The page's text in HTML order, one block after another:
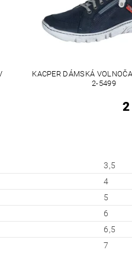
KACPER DÁMSKÁ
2-5499
2
3,5
4
5
6
6,5
7